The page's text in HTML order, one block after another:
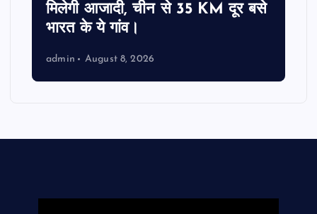
मिलेगी आजादी, चीन से 35 KM दूर बसे
भारत के ये गांव।
admin August 8, 2026